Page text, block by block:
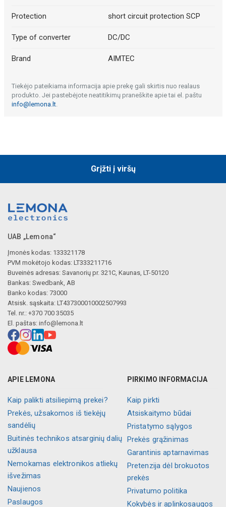
Protection short circuit protection SCP
Type of converter DC/DC
Brand AIMTEC
Tiekėjo pateikiama informacija apie prekę gali skirtis nuo realaus
produkto. Jei pastebėjote neatitikimų praneškite apie tai el. paštu
info@lemona.lt.
Grįžti į viršų
UAB „Lemona“
Įmonės kodas: 133321178
PVM mokėtojo kodas: LT333211716
Buveinės adresas: Savanorių pr. 321C, Kaunas, LT-50120
Bankas: Swedbank, AB
Banko kodas: 73000
Atsisk. sąskaita: LT437300010002507993
Tel. nr.: +370 700 35035
El. paštas: info@lemona.lt
APIE LEMONA
Kaip palikti atsiliepimą prekei?
Prekės, užsakomos iš tiekėjų
sandėlių
Buitinės technikos atsarginių dalių
užklausa
Nemokamas elektronikos atliekų
išvežimas
Naujienos
Paslaugos
PIRKIMO INFORMACIJA
Kaip pirkti
Atsiskaitymo būdai
Pristatymo sąlygos
Prekės grąžinimas
Garantinis aptarnavimas
Pretenzija dėl brokuotos
prekės
Privatumo politika
Kokybės ir aplinkosaugos